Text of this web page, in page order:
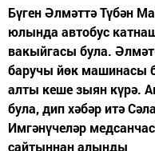
Бүген Әлмәттә Түбән
юлында автобус
вакыйгасы була.
баручы йөк машинасы
алты кеше зыян күрә.
була, дип хәбәр итә
Имгәнүчеләр
сайтыннан алынды